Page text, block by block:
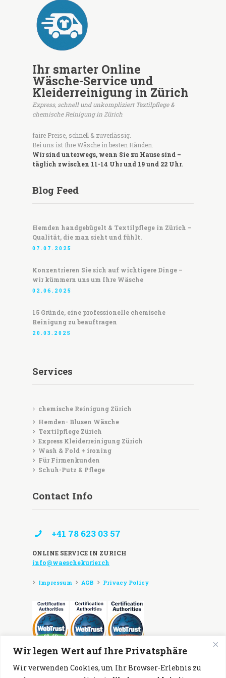
Wir legen Wert auf Ihre Privatsphäre
Wir verwenden Cookies, um Ihr Browser-Erlebnis zu
Ihr smarter Online
Wäsche-Service und
Kleiderreinigung in Zürich
Express, schnell und unkompliziert Textilpflege &
chemische Reinigung in Zürich
faire Preise, schnell & zuverlässig.
Bei uns ist Ihre Wäsche in besten Händen.
Wir sind unterwegs, wenn Sie zu Hause sind –
täglich zwischen 11-14 Uhr und 19 und 22 Uhr.
Blog Feed
Hemden handgebügelt & Textilpflege in Zürich –
Qualität, die man sieht und fühlt.
07.07.2025
Konzentrieren Sie sich auf wichtigere Dinge –
wir kümmern uns um Ihre Wäsche
02.06.2025
15 Gründe, eine professionelle chemische
Reinigung zu beauftragen
20.03.2025
Services
chemische Reinigung Zürich
Hemden- Blusen Wäsche
Textilpflege Zürich
Express Kleiderreinigung Zürich
Wash & Fold + ironing
Für Firmenkunden
Schuh-Putz & Pflege
Contact Info
+41 78 623 03 57
ONLINE SERVICE IN ZURICH
info@waeschekurier.ch
Impressum AGB Privacy Policy
Zahlungsmöglichkeiten: